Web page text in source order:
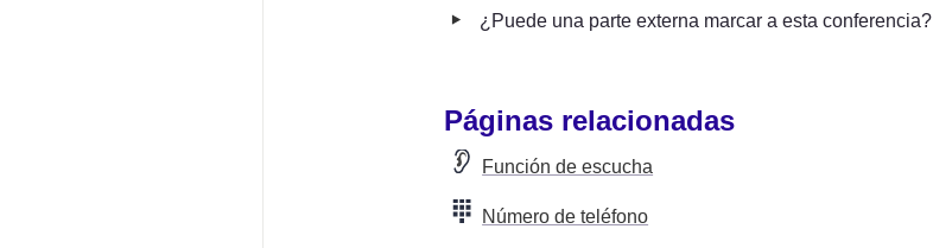
‣ ¿Puede una parte externa marcar a esta conferencia?
Páginas relacionadas
Función de escucha
Número de teléfono